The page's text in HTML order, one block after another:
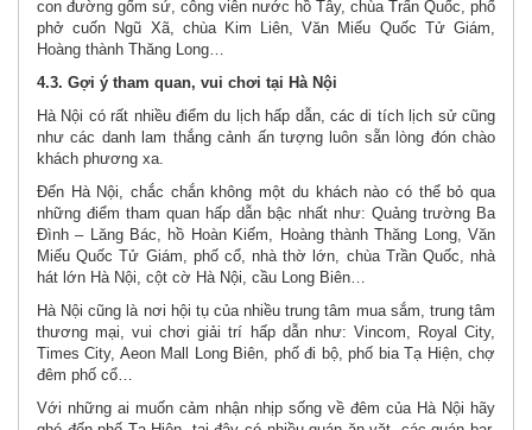
con đường gốm sứ, công viên nước hồ Tây, chùa Trấn Quốc, phố
phở cuốn Ngũ Xã, chùa Kim Liên, Văn Miếu Quốc Tử Giám,
Hoàng thành Thăng Long…
4.3. Gợi ý tham quan, vui chơi tại Hà Nội
Hà Nội có rất nhiều điểm du lịch hấp dẫn, các di tích lịch sử cũng
như các danh lam thắng cảnh ấn tượng luôn sẵn lòng đón chào
khách phương xa.
Đến Hà Nội, chắc chắn không một du khách nào có thể bỏ qua
những điểm tham quan hấp dẫn bậc nhất như: Quảng trường Ba
Đình – Lăng Bác, hồ Hoàn Kiếm, Hoàng thành Thăng Long, Văn
Miếu Quốc Tử Giám, phố cổ, nhà thờ lớn, chùa Trần Quốc, nhà
hát lớn Hà Nội, cột cờ Hà Nội, cầu Long Biên…
Hà Nội cũng là nơi hội tụ của nhiều trung tâm mua sắm, trung tâm
thương mại, vui chơi giải trí hấp dẫn như: Vincom, Royal City,
Times City, Aeon Mall Long Biên, phố đi bộ, phố bia Tạ Hiện, chợ
đêm phố cổ…
Với những ai muốn cảm nhận nhịp sống về đêm của Hà Nội hãy